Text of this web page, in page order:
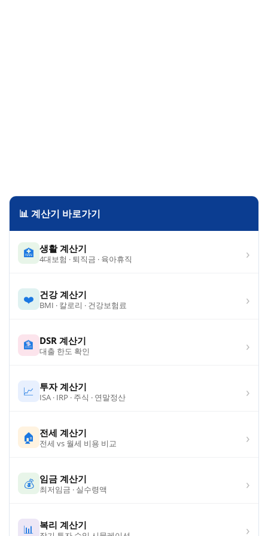
📊 계산기 바로가기
🏥 생활 계산기
4대보험 · 퇴직금 · 육아휴직 ›
❤️ 건강 계산기
BMI · 칼로리 · 건강보험료 ›
🏦 DSR 계산기
대출 한도 확인 ›
📈 투자 계산기
ISA · IRP · 주식 · 연말정산 ›
🏠 전세 계산기
전세 vs 월세 비용 비교 ›
💰 임금 계산기
최저임금 · 실수령액 ›
📊 복리 계산기 ›